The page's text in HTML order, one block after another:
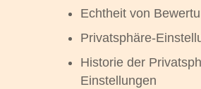
Echtheit von
Privatsphäre-
Historie der
Einstellungen